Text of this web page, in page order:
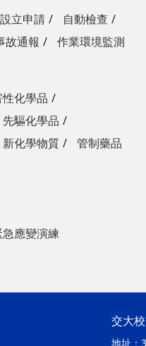
立申請
自動檢查
故通報 作業環境監測
化學品
先驅化學品
新化學物質 管制藥品
應變演練
交大
地址：